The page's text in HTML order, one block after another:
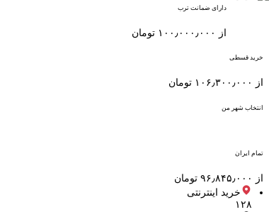
دارای ضمانت ترب
از ۱۰۰٫۰۰۰٫۰۰۰ تومان
خرید قسطی
از ۱۰۶٫۳۰۰٫۰۰۰ تومان
انتخاب شهر من
تمام ایران
از ۹۶٫۸۴۵٫۰۰۰ تومان
خرید اینترنتی
۱۲۸